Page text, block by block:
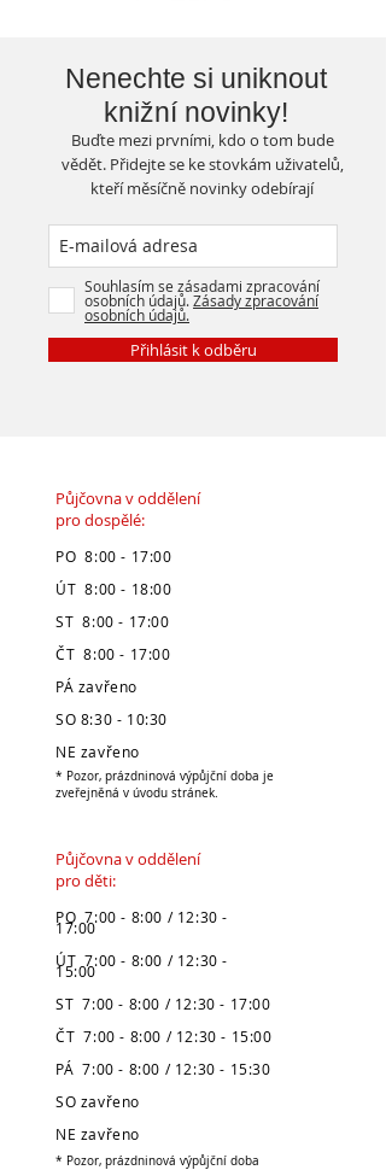
Nenechte si uniknout
knižní novinky!
Buďte mezi prvními, kdo o tom bude
vědět. Přidejte se ke stovkám uživatelů,
kteří měsíčně novinky odebírají
Souhlasím se zásadami zpracování
osobních údajů.Zásady zpracování
osobních údajů.
Přihlásit k odběru
Půjčovna v oddělení
pro dospělé:
PO 8:00 - 17:00
ÚT 8:00 - 18:00
ST 8:00 - 17:00
ČT 8:00 - 17:00
PÁ zavřeno
SO 8:30 - 10:30
NE zavřeno
* Pozor, prázdninová výpůjční doba je
zveřejněná v úvodu stránek.
Půjčovna v oddělení
pro děti:
PO 7:00 - 8:00 / 12:30 -
17:00
ÚT 7:00 - 8:00 / 12:30 -
15:00
ST 7:00 - 8:00 / 12:30 - 17:00
ČT 7:00 - 8:00 / 12:30 - 15:00
PÁ 7:00 - 8:00 / 12:30 - 15:30
SO zavřeno
NE zavřeno
* Pozor, prázdninová výpůjční doba